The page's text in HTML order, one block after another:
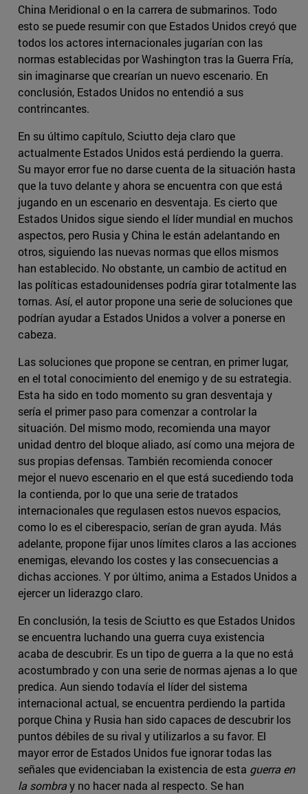
China Meridional o en la carrera de submarinos. Todo
esto se puede resumir con que Estados Unidos creyó que
todos los actores internacionales jugarían con las
normas establecidas por Washington tras la Guerra Fría,
sin imaginarse que crearían un nuevo escenario. En
conclusión, Estados Unidos no entendió a sus
contrincantes.
En su último capítulo, Sciutto deja claro que
actualmente Estados Unidos está perdiendo la guerra.
Su mayor error fue no darse cuenta de la situación hasta
que la tuvo delante y ahora se encuentra con que está
jugando en un escenario en desventaja. Es cierto que
Estados Unidos sigue siendo el líder mundial en muchos
aspectos, pero Rusia y China le están adelantando en
otros, siguiendo las nuevas normas que ellos mismos
han establecido. No obstante, un cambio de actitud en
las políticas estadounidenses podría girar totalmente las
tornas. Así, el autor propone una serie de soluciones que
podrían ayudar a Estados Unidos a volver a ponerse en
cabeza.
Las soluciones que propone se centran, en primer lugar,
en el total conocimiento del enemigo y de su estrategia.
Esta ha sido en todo momento su gran desventaja y
sería el primer paso para comenzar a controlar la
situación. Del mismo modo, recomienda una mayor
unidad dentro del bloque aliado, así como una mejora de
sus propias defensas. También recomienda conocer
mejor el nuevo escenario en el que está sucediendo toda
la contienda, por lo que una serie de tratados
internacionales que regulasen estos nuevos espacios,
como lo es el ciberespacio, serían de gran ayuda. Más
adelante, propone fijar unos límites claros a las acciones
enemigas, elevando los costes y las consecuencias a
dichas acciones. Y por último, anima a Estados Unidos a
ejercer un liderazgo claro.
En conclusión, la tesis de Sciutto es que Estados Unidos
se encuentra luchando una guerra cuya existencia
acaba de descubrir. Es un tipo de guerra a la que no está
acostumbrado y con una serie de normas ajenas a lo que
predica. Aun siendo todavía el líder del sistema
internacional actual, se encuentra perdiendo la partida
porque China y Rusia han sido capaces de descubrir los
puntos débiles de su rival y utilizarlos a su favor. El
mayor error de Estados Unidos fue ignorar todas las
señales que evidenciaban la existencia de esta guerra en
la sombray no hacer nada al respecto. Se han